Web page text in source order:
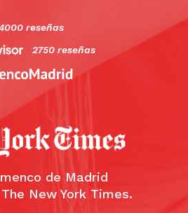
reseñas
2750 reseñas
de Madrid
New York Times.